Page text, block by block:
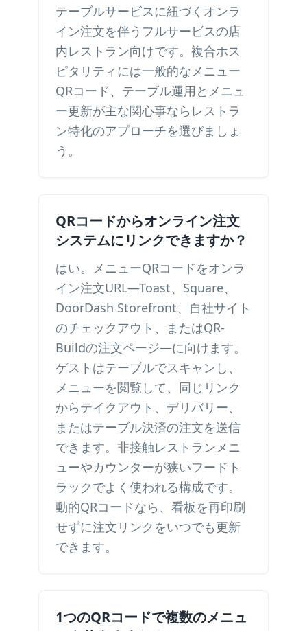
テーブルサービスに紐づくオンラ
イン注文を伴うフルサービスの店
内レストラン向けです。複合ホス
ピタリティには一般的なメニュー
QRコード、テーブル運用とメニュ
ー更新が主な関心事ならレストラ
ン特化のアプローチを選びましょ
う。
QRコードからオンライン注文
システムにリンクできますか？
はい。メニューQRコードをオンラ
イン注文URL—Toast、Square、
DoorDash Storefront、自社サイト
のチェックアウト、またはQR-
Buildの注文ページ—に向けます。
ゲストはテーブルでスキャンし、
メニューを閲覧して、同じリンク
からテイクアウト、デリバリー、
またはテーブル決済の注文を送信
できます。非接触レストランメニ
ューやカウンターが狭いフードト
ラックでよく使われる構成です。
動的QRコードなら、看板を再印刷
せずに注文リンクをいつでも更新
できます。
1つのQRコードで複数のメニュ